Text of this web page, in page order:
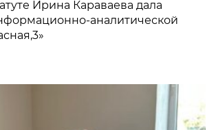
Ирина Караваева дала
аналитической